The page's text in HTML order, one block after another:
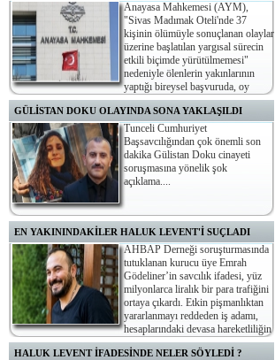
Anayasa Mahkemesi (AYM),
"Sivas Madımak Oteli'nde 37
kişinin ölümüyle sonuçlanan olaylar
üzerine başlatılan yargısal sürecin
etkili biçimde yürütülmemesi"
nedeniyle ölenlerin yakınlarının
yaptığı bireysel başvuruda, oy
birliğiyle "yaşam hakkının usul boyutunun ihlal edildiğine"
karar verdi.
GÜLİSTAN DOKU OLAYINDA SONA YAKLAŞILDI
Tunceli Cumhuriyet
Başsavcılığından çok önemli son
dakika Gülistan Doku cinayeti
soruşmasına yönelik şok
açıklama....
EN YAKININDAKİLER HALUK LEVENT'İ SUÇLADI
AHBAP Derneği soruşturmasında
tutuklanan kurucu üye Emrah
Gödeliner’in savcılık ifadesi, yüz
milyonlarca liralık bir para trafiğini
ortaya çıkardı. Etkin pişmanlıktan
yararlanmayı reddeden iş adamı,
hesaplarındaki devasa hareketliliğin
tek sorumlusunun Haluk Levent olduğunu öne sürdü.
HALUK LEVENT İFADESİNDE NELER SÖYLEDİ ?